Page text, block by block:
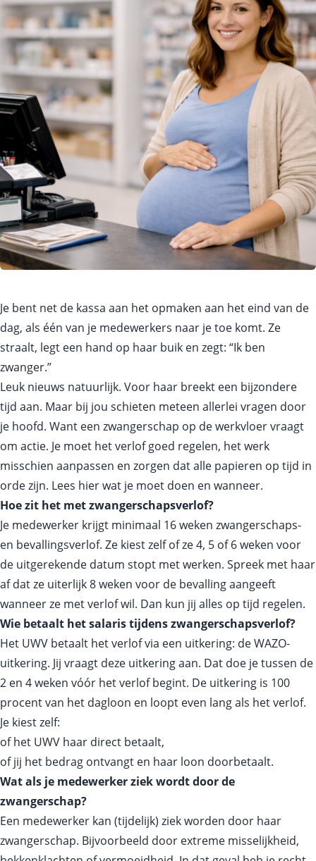
Je bent net de kassa aan het opmaken aan het eind van de
dag, als één van je medewerkers naar je toe komt. Ze
straalt, legt een hand op haar buik en zegt: “Ik ben
zwanger.”
Leuk nieuws natuurlijk. Voor haar breekt een bijzondere
tijd aan. Maar bij jou schieten meteen allerlei vragen door
je hoofd. Want een zwangerschap op de werkvloer vraagt
om actie. Je moet het verlof goed regelen, het werk
misschien aanpassen en zorgen dat alle papieren op tijd in
orde zijn. Lees hier wat je moet doen en wanneer.
Hoe zit het met zwangerschapsverlof?
Je medewerker krijgt minimaal 16 weken zwangerschaps-
en bevallingsverlof. Ze kiest zelf of ze 4, 5 of 6 weken voor
de uitgerekende datum stopt met werken. Spreek met haar
af dat ze uiterlijk 8 weken voor de bevalling aangeeft
wanneer ze met verlof wil. Dan kun jij alles op tijd regelen.
Wie betaalt het salaris tijdens zwangerschapsverlof?
Het UWV betaalt het verlof via een uitkering: de WAZO-
uitkering. Jij vraagt deze uitkering aan. Dat doe je tussen de
2 en 4 weken vóór het verlof begint. De uitkering is 100
procent van het dagloon en loopt even lang als het verlof.
Je kiest zelf:
of het UWV haar direct betaalt,
of jij het bedrag ontvangt en haar loon doorbetaalt.
Wat als je medewerker ziek wordt door de
zwangerschap?
Een medewerker kan (tijdelijk) ziek worden door haar
zwangerschap. Bijvoorbeeld door extreme misselijkheid,